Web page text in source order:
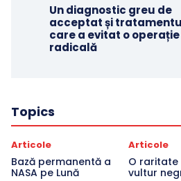
Un diagnostic greu de
acceptat și
care a evitat o operație
radicală
Topics
Articole
Bază permanentă a
NASA pe Lună
Articole
O raritate
vultur